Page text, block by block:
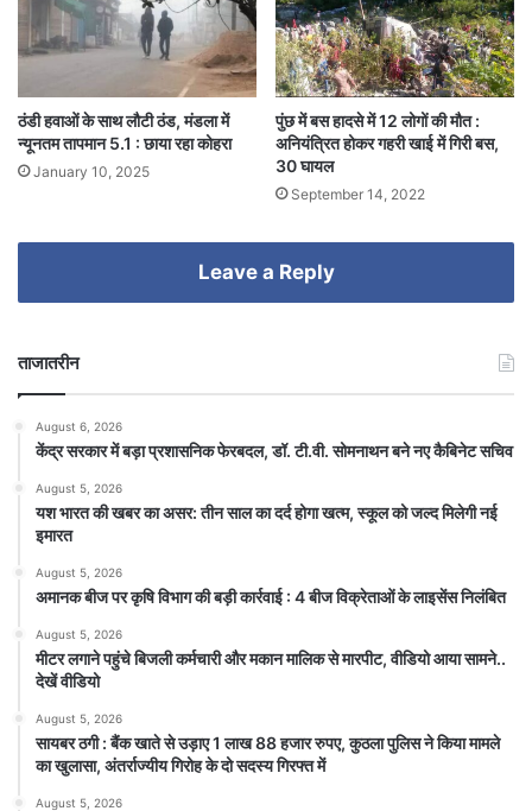
ठंडी हवाओं के साथ लौटी ठंड, मंडला में
न्यूनतम तापमान 5.1 : छाया रहा कोहरा
January 10, 2025
पुंछ में बस हादसे में 12 लोगों की मौत :
अनियंत्रित होकर गहरी खाई में गिरी बस,
30 घायल
September 14, 2022
Leave a Reply
ताजातरीन
August 6, 2026
केंद्र सरकार में बड़ा प्रशासनिक फेरबदल, डॉ. टी.वी. सोमनाथन बने नए कैबिनेट सचिव
August 5, 2026
यश भारत की खबर का असर: तीन साल का दर्द होगा खत्म, स्कूल को जल्द मिलेगी नई
इमारत
August 5, 2026
अमानक बीज पर कृषि विभाग की बड़ी कार्रवाई : 4 बीज विक्रेताओं के लाइसेंस निलंबित
August 5, 2026
मीटर लगाने पहुंचे बिजली कर्मचारी और मकान मालिक से मारपीट, वीडियो आया सामने..
देखें वीडियो
August 5, 2026
सायबर ठगी : बैंक खाते से उड़ाए 1 लाख 88 हजार रुपए, कुठला पुलिस ने किया मामले
का खुलासा, अंतर्राज्यीय गिरोह के दो सदस्य गिरफ्त में
August 5, 2026